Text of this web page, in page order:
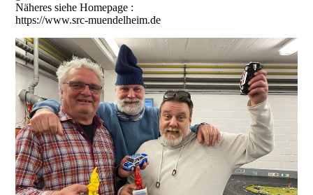
Näheres siehe Homepage :
https://www.src-muendelheim.de